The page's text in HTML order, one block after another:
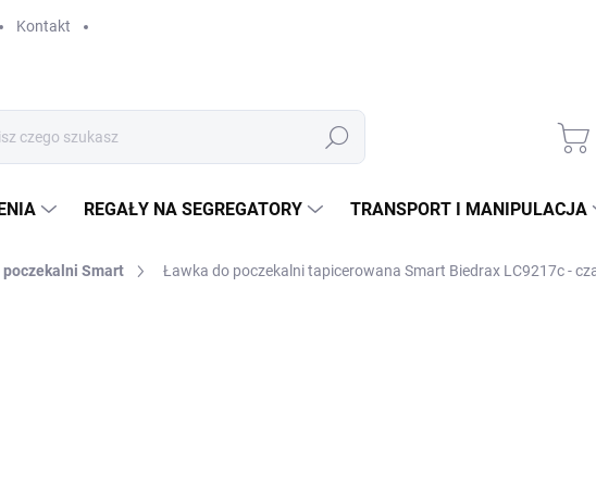
Kontakt
Szukaj
REGAŁY NA SEGREGATORY TRANSPORT I MANIPULACJA
poczekalni Smart Ławka do poczekalni tapicerowana Smart Biedrax LC9217c -